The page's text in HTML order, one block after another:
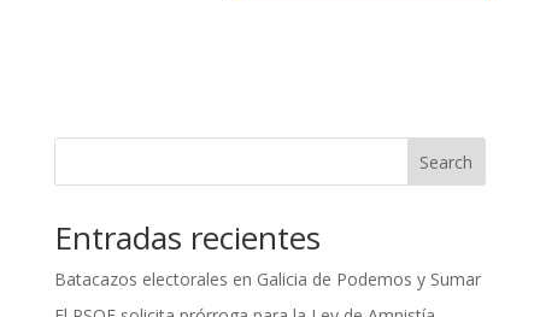
Search
Entradas recientes
Batacazos electorales en Galicia de Podemos y Sumar